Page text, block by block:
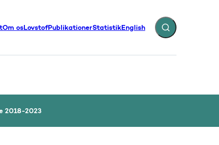
Om osLovstofPublikationerStatistikEnglish Fold søgefelt ud
- Flere links
2018-2023